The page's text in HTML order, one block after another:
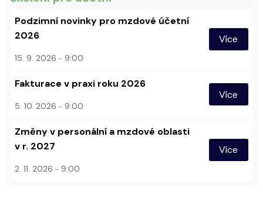
Podzimní novinky pro mzdové účetní
2026
15. 9. 2026 9:00
Více
Fakturace v praxi roku 2026
5. 10. 2026 9:00
Více
Změny v personální a mzdové oblasti
v r. 2027
2. 11. 2026 9:00
Více